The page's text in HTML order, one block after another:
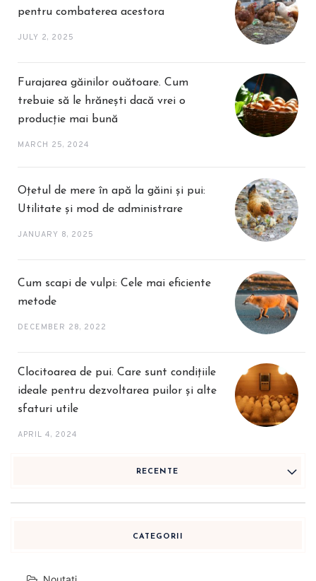
pentru combaterea acestora
JULY 2, 2025
Furajarea găinilor ouătoare. Cum
trebuie să le hrănești dacă vrei o
producție mai bună
MARCH 25, 2024
Oțetul de mere în apă la găini și pui:
Utilitate și mod de administrare
JANUARY 8, 2025
Cum scapi de vulpi: Cele mai eficiente
metode
DECEMBER 28, 2022
Clocitoarea de pui. Care sunt condițiile
ideale pentru dezvoltarea puilor și alte
sfaturi utile
APRIL 4, 2024
RECENTE
CATEGORII